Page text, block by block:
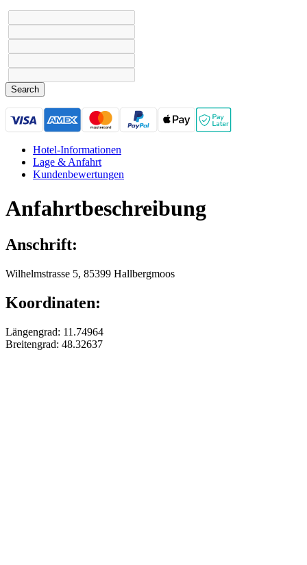
Search
Hotel-Informationen
Lage & Anfahrt
Kundenbewertungen
Anfahrtbeschreibung
Anschrift:
Wilhelmstrasse 5, 85399 Hallbergmoos
Koordinaten:
Längengrad: 11.74964
Breitengrad: 48.32637